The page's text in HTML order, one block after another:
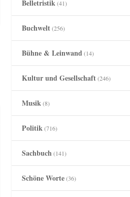
Belletristik(41)
Buchwelt(256)
Bühne & Leinwand(14)
Kultur und Gesellschaft(246)
Musik(8)
Politik(716)
Sachbuch(141)
Schöne Worte(36)